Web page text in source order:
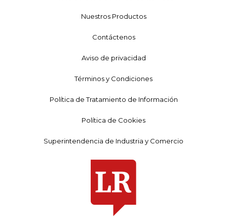
Nuestros Productos
Contáctenos
Aviso de privacidad
Términos y Condiciones
Política de Tratamiento de Información
Política de Cookies
Superintendencia de Industria y Comercio